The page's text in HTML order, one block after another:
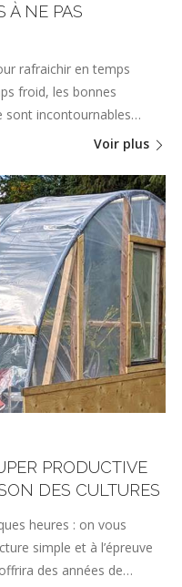
À NE PAS
rafraichir en temps
froid, les bonnes
sont incontournables…
Voir plus
PRODUCTIVE
DES CULTURES
heures : on vous
simple et à l’épreuve
des années de…